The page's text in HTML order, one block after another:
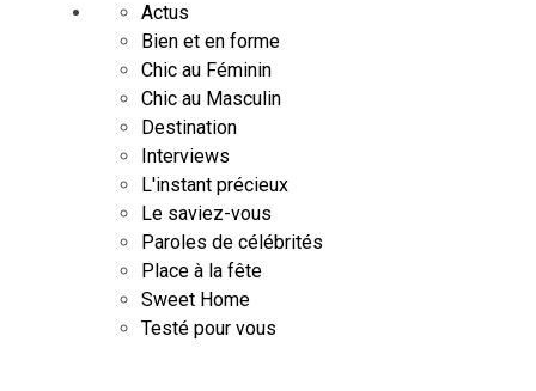
Actus
Bien et en forme
Chic au Féminin
Chic au Masculin
Destination
Interviews
L'instant précieux
Le saviez-vous
Paroles de célébrités
Place à la fête
Sweet Home
Testé pour vous